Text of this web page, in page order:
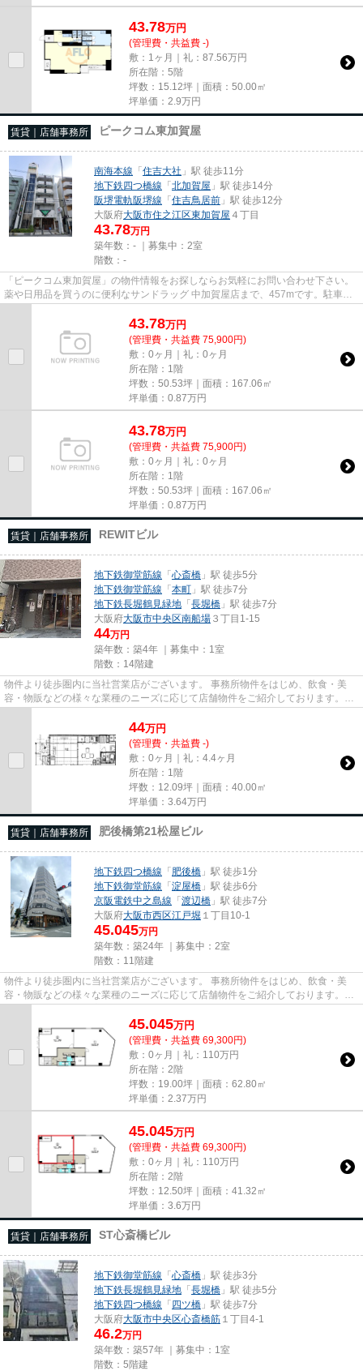
43.78万円
(管理費・共益費 -)
敷：1ヶ月｜礼：87.56万円
所在階：5階
坪数：15.12坪｜面積：50.00㎡
坪単価： 2.9万円
賃貸｜店舗事務所 ピークコム東加賀屋
南海本線 「住吉大社 」駅 徒歩11分
地下鉄四つ橋線 「北加賀屋 」駅 徒歩14分
阪堺電軌阪堺線 「住吉鳥居前 」駅 徒歩12分
大阪府大阪市住之江区東加賀屋 ４丁目
43.78万円
築年数：- ｜募集中： 2室
階数：-
「ピークコム東加賀屋」の物件情報をお探しならお気軽にお問い合わせ下さい。
薬や日用品を買うのに便利なサンドラッグ 中加賀屋店まで、457mです。駐車場
まで200mの物件、いかがでしょ...
43.78万円
(管理費・共益費 75,900円)
敷：0ヶ月｜礼：0ヶ月
所在階：1階
坪数：50.53坪｜面積：167.06㎡
坪単価： 0.87万円
43.78万円
(管理費・共益費 75,900円)
敷：0ヶ月｜礼：0ヶ月
所在階：1階
坪数：50.53坪｜面積：167.06㎡
坪単価： 0.87万円
賃貸｜店舗事務所 REWITビル
地下鉄御堂筋線 「心斎橋 」駅 徒歩5分
地下鉄御堂筋線 「本町 」駅 徒歩7分
地下鉄長堀鶴見緑地 「長堀橋 」駅 徒歩7分
大阪府大阪市中央区南船場 ３丁目1-15
44万円
築年数：築4年 ｜募集中： 1室
階数：14階建
物件より徒歩圏内に当社営業店がございます。 事務所物件をはじめ、飲食・美
容・物販などの様々な業種のニーズに応じて店舗物件をご紹介しております。
尚、弊社ではおとり広告は一切...
44万円
(管理費・共益費 -)
敷：0ヶ月｜礼：4.4ヶ月
所在階：1階
坪数：12.09坪｜面積：40.00㎡
坪単価： 3.64万円
賃貸｜店舗事務所 肥後橋第21松屋ビル
地下鉄四つ橋線 「肥後橋 」駅 徒歩1分
地下鉄御堂筋線 「淀屋橋 」駅 徒歩6分
京阪電鉄中之島線 「渡辺橋 」駅 徒歩7分
大阪府大阪市西区江戸堀 １丁目10-1
45.045万円
築年数：築24年 ｜募集中： 2室
階数：11階建
物件より徒歩圏内に当社営業店がございます。 事務所物件をはじめ、飲食・美
容・物販などの様々な業種のニーズに応じて店舗物件をご紹介しております。
尚、弊社ではおとり広告は一切...
45.045万円
(管理費・共益費 69,300円)
敷：0ヶ月｜礼：110万円
所在階：2階
坪数：19.00坪｜面積：62.80㎡
坪単価： 2.37万円
45.045万円
(管理費・共益費 69,300円)
敷：0ヶ月｜礼：110万円
所在階：2階
坪数：12.50坪｜面積：41.32㎡
坪単価： 3.6万円
賃貸｜店舗事務所 ST心斎橋ビル
地下鉄御堂筋線 「心斎橋 」駅 徒歩3分
地下鉄長堀鶴見緑地 「長堀橋 」駅 徒歩5分
地下鉄四つ橋線 「四ツ橋 」駅 徒歩7分
大阪府大阪市中央区心斎橋筋 １丁目4-1
46.2万円
築年数：築57年 ｜募集中： 1室
階数：5階建